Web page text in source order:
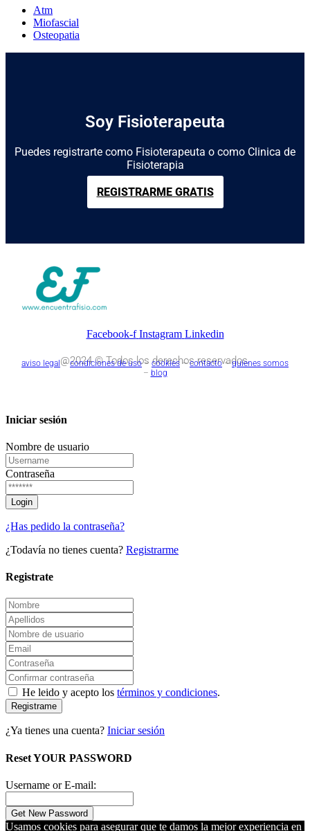
Atm
Miofascial
Osteopatia
Soy Fisioterapeuta
Puedes registrarte como Fisioterapeuta o como Clinica de
Fisioterapia
REGISTRARME GRATIS
Facebook-f Instagram Linkedin
@2024 © Todos los derechos reservados.
aviso legal –condiciones de uso– cookies –contacto–quienes somos
– blog
Iniciar sesión
Nombre de usuario
Contraseña
¿Has pedido la contraseña?
¿Todavía no tienes cuenta? Registrarme
Registrate
He leido y acepto los términos y condiciones.
Registrame
¿Ya tienes una cuenta? Iniciar sesión
Reset YOUR PASSWORD
Username or E-mail:
Usamos cookies para asegurar que te damos la mejor experiencia en